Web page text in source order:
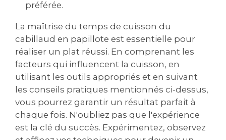
préférée.
La maîtrise du temps de cuisson du
cabillaud en papillote est essentielle pour
réaliser un plat réussi. En comprenant les
facteurs qui influencent la cuisson, en
utilisant les outils appropriés et en suivant
les conseils pratiques mentionnés ci-dessus,
vous pourrez garantir un résultat parfait à
chaque fois. N'oubliez pas que l'expérience
est la clé du succès. Expérimentez, observez